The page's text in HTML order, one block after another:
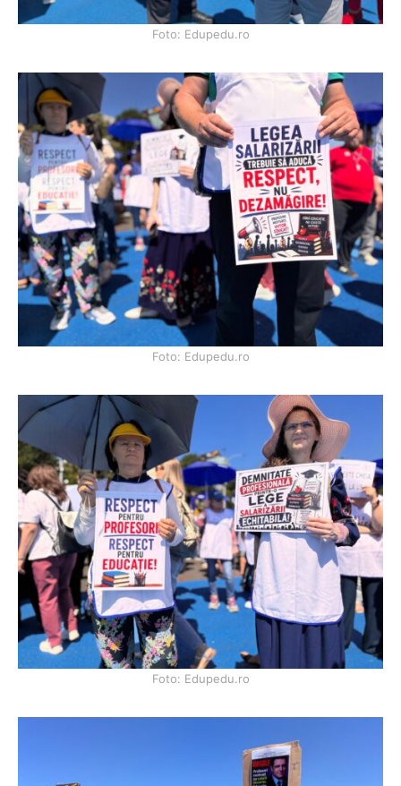
Foto: Edupedu.ro
Foto: Edupedu.ro
Foto: Edupedu.ro